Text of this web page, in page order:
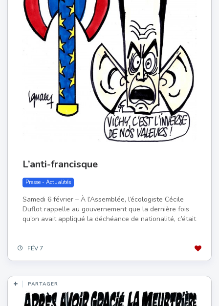
L’anti-francisque
Presse - Actualités
Samedi 6 février – À l’Assemblée, l’écologiste Cécile
Duflot rappelle au gouvernement que la dernière fois
qu’on avait appliqué la déchéance de nationalité, c’était
FÉV 7
PARTAGER